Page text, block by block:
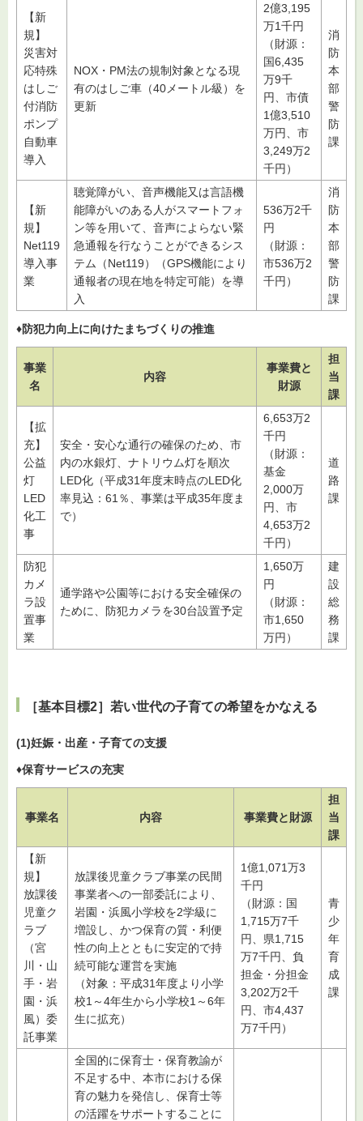
【新
規】
災害対
応特殊
はしご
付消防
ポンプ
自動車
導入
NOX・PM法の規制対象となる現
有のはしご車（40メートル級）を
更新
2億3,195
万1千円
（財源：
国6,435
万9千
円、市債
1億3,510
万円、市
3,249万2
千円）
消
防
本
部
警
防
課
【新
規】
Net119
導入事
業
聴覚障がい、音声機能又は言語機
能障がいのある人がスマートフォ
ン等を用いて、音声によらない緊
急通報を行なうことができるシス
テム（Net119）（GPS機能により
通報者の現在地を特定可能）を導
入
536万2千
円
（財源：
市536万2
千円）
消
防
本
部
警
防
課
♦防犯力向上に向けたまちづくりの推進
事業
名
内容
事業費と
財源
担
当
課
【拡
充】
公益
灯
LED
化工
事
安全・安心な通行の確保のため、市
内の水銀灯、ナトリウム灯を順次
LED化（平成31年度末時点のLED化
率見込：61％、事業は平成35年度ま
で）
6,653万2
千円
（財源：
基金
2,000万
円、市
4,653万2
千円）
道
路
課
防犯
カメ
ラ設
置事
業
通学路や公園等における安全確保の
ために、防犯カメラを30台設置予定
1,650万
円
（財源：
市1,650
万円）
建
設
総
務
課
［基本目標2］若い世代の子育ての希望をかなえる
(1)妊娠・出産・子育ての支援
♦保育サービスの充実
事業名 内容 事業費と財源
担
当
課
【新
規】
放課後
児童ク
ラブ
（宮
川・山
手・岩
園・浜
風）委
託事業
放課後児童クラブ事業の民間
事業者への一部委託により、
岩園・浜風小学校を2学級に
増設し、かつ保育の質・利便
性の向上とともに安定的で持
続可能な運営を実施
（対象：平成31年度より小学
校1～4年生から小学校1～6年
生に拡充）
1億1,071万3
千円
（財源：国
1,715万7千
円、県1,715
万7千円、負
担金・分担金
3,202万2千
円、市4,437
万7千円）
青
少
年
育
成
課
全国的に保育士・保育教諭が
不足する中、本市における保
育の魅力を発信し、保育士等
の活躍をサポートすることに